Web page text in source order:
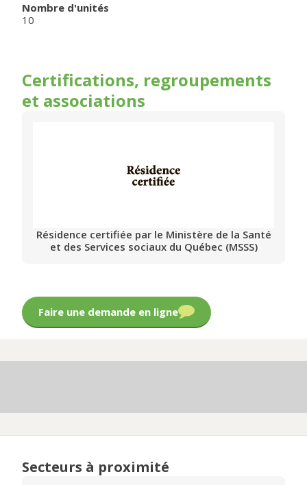
Nombre d'unités
10
Certifications, regroupements
et associations
Résidence certifiée par le Ministère de la Santé
et des Services sociaux du Québec (MSSS)
Faire une demande en ligne
Secteurs à proximité